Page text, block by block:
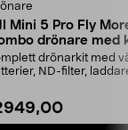
Mini 5 Pro Fly
drönare med
g
drönarkit med
ND-filter,